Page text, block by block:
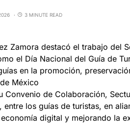
3 MINUTE READ
Zamora destacó el trabajo del
el Día Nacional del Guía de
en la promoción,
México
Convenio de Colaboración,
los guías de turistas, en
digital y mejorando la